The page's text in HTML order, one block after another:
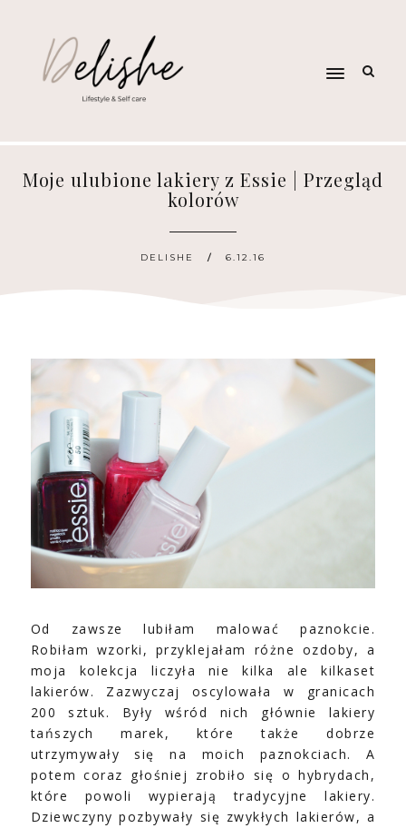
Moje ulubione lakiery z Essie | Przegląd
kolorów
DELISHE 6.12.16
Od zawsze lubiłam malować paznokcie.
Robiłam wzorki, przyklejałam różne ozdoby, a
moja kolekcja liczyła nie kilka ale kilkaset
lakierów. Zazwyczaj oscylowała w granicach
200 sztuk. Były wśród nich głównie lakiery
tańszych marek, które także dobrze
utrzymywały się na moich paznokciach. A
potem coraz głośniej zrobiło się o hybrydach,
które powoli wypierają tradycyjne lakiery.
Dziewczyny pozbywały się zwykłych lakierów, a